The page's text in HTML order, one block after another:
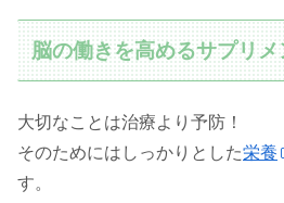
脳の働きを高めるサプリメ
大切なことは治療より予防！
そのためにはしっかりとした栄養
す。